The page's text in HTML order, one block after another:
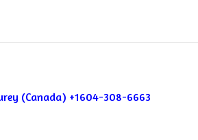
(Canada) +1604-308-6663